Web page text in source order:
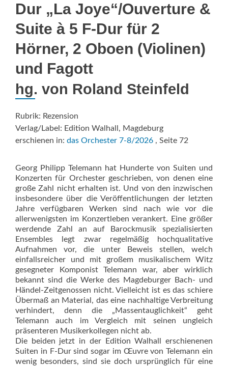
Dur „La Joye“/Ouverture &
Suite à 5 F-Dur für 2
Hörner, 2 Oboen (Violinen)
und Fagott
hg. von Roland Steinfeld
Rubrik: Rezension
Verlag/Label: Edition Walhall, Magdeburg
erschienen in: das Orchester 7-8/2026 , Seite 72
Georg Philipp Telemann hat Hunderte von Suiten und
Konzerten für Orchester geschrieben, von denen eine
große Zahl nicht erhalten ist. Und von den inzwischen
insbesondere über die Veröffentlichungen der letzten
Jahre verfügbaren Werken sind nach wie vor die
allerwenigsten im Konzertleben verankert. Eine größer
werdende Zahl an auf Barockmusik spezialisierten
Ensembles legt zwar regelmäßig hochqualitative
Aufnahmen vor, die unter Beweis stellen, welch
einfallsreicher und mit großem musikalischem Witz
gesegneter Komponist Telemann war, aber wirklich
bekannt sind die Werke des Magdeburger Bach- und
Händel-Zeitgenossen nicht. Vielleicht ist es das schiere
Übermaß an Material, das eine nachhaltige Verbreitung
verhindert, denn die „Massentauglichkeit“ geht
Telemann auch im Vergleich mit seinen ungleich
präsenteren Musikerkollegen nicht ab.
Die beiden jetzt in der Edition Walhall erschienenen
Suiten in F-Dur sind sogar im Œuvre von Telemann ein
wenig besonders, sind sie doch ursprünglich für eine